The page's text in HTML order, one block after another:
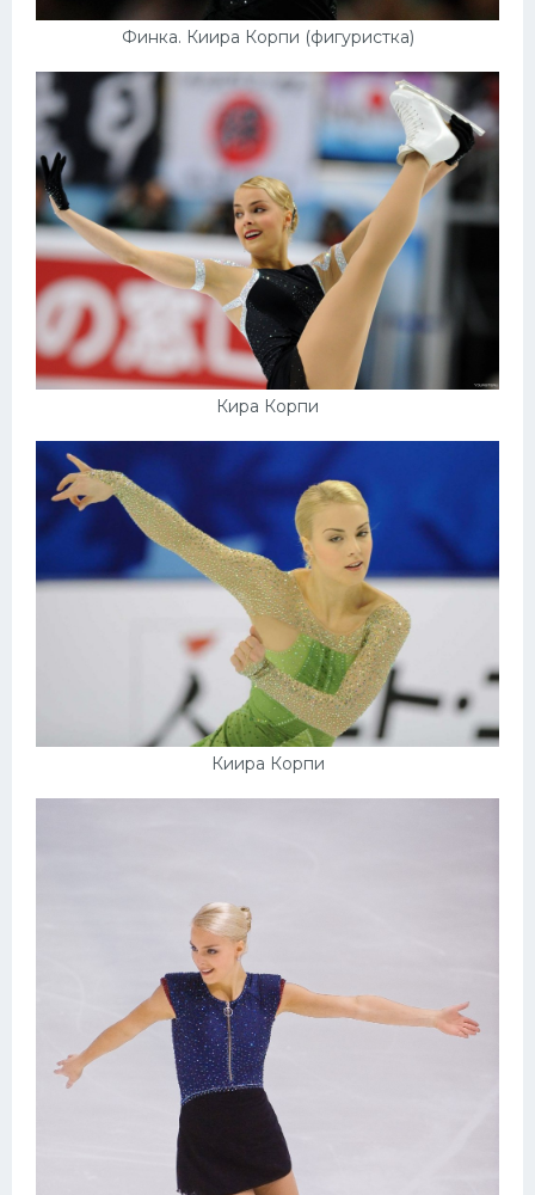
Финка. Киира Корпи (фигуристка)
Кира Корпи
Киира Корпи